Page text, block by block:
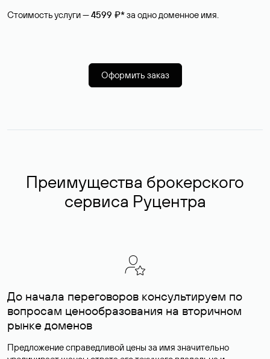
Стоимость услуги —4599 ₽*за одно доменное имя.
Оформить заказ
Преимущества брокерского
сервиса Руцентра
До начала переговоров консультируем по
вопросам ценообразования на вторичном
рынке доменов
Предложение справедливой цены за имя значительно